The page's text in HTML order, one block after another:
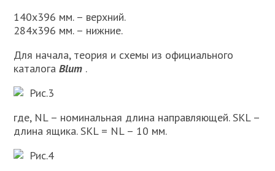
140х396 мм. – верхний.
284х396 мм. – нижние.
Для начала, теория и схемы из официального
каталогаBlum .
Рис.3
где, NL – номинальная длина направляющей. SKL –
длина ящика. SKL = NL – 10 мм.
Рис.4